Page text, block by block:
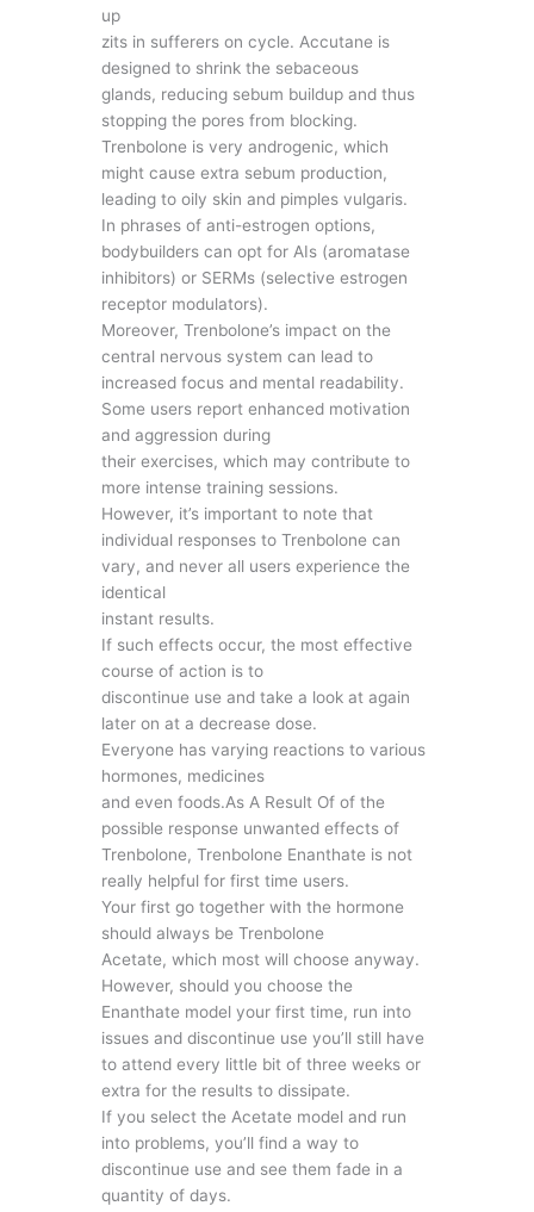
up
zits in sufferers on cycle. Accutane is
designed to shrink the sebaceous
glands, reducing sebum buildup and thus
stopping the pores from blocking.
Trenbolone is very androgenic, which
might cause extra sebum production,
leading to oily skin and pimples vulgaris.
In phrases of anti-estrogen options,
bodybuilders can opt for AIs (aromatase
inhibitors) or SERMs (selective estrogen
receptor modulators).
Moreover, Trenbolone’s impact on the
central nervous system can lead to
increased focus and mental readability.
Some users report enhanced motivation
and aggression during
their exercises, which may contribute to
more intense training sessions.
However, it’s important to note that
individual responses to Trenbolone can
vary, and never all users experience the
identical
instant results.
If such effects occur, the most effective
course of action is to
discontinue use and take a look at again
later on at a decrease dose.
Everyone has varying reactions to various
hormones, medicines
and even foods.As A Result Of of the
possible response unwanted effects of
Trenbolone, Trenbolone Enanthate is not
really helpful for first time users.
Your first go together with the hormone
should always be Trenbolone
Acetate, which most will choose anyway.
However, should you choose the
Enanthate model your first time, run into
issues and discontinue use you’ll still have
to attend every little bit of three weeks or
extra for the results to dissipate.
If you select the Acetate model and run
into problems, you’ll find a way to
discontinue use and see them fade in a
quantity of days.